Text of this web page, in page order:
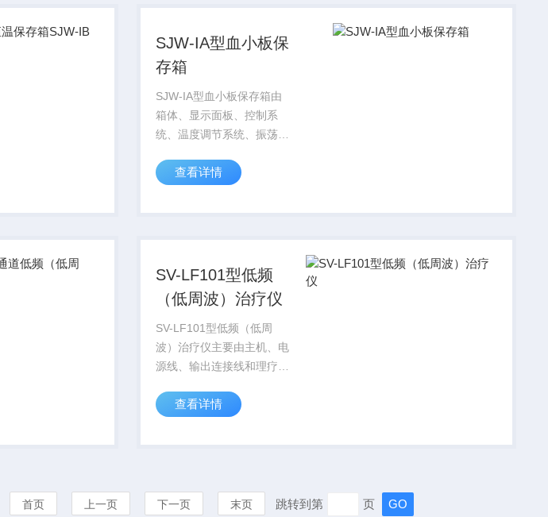
SJW-IA型血小板保
存箱
SJW-IA型血小板保存箱由
箱体、显示面板、控制系
统、温度调节系统、振荡系
II型不含脚轮）组成。
查看详情
SV-LF101型低频
（低周波）治疗仪
SV-LF101型低频（低周
波）治疗仪主要由主机、电
源线、输出连接线和理疗电
查看详情
首页 上一页 下一页 末页 跳转到第 页